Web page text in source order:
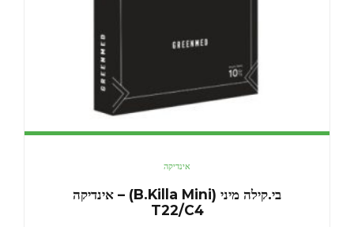
אינדיקה
בי.קילה מיני (B.Killa Mini) – אינדיקה
T22/C4